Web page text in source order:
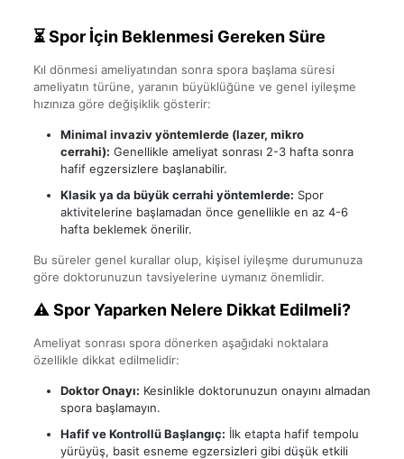
⏳ Spor İçin Beklenmesi Gereken Süre
Kıl dönmesi ameliyatından sonra spora başlama süresi
ameliyatın türüne, yaranın büyüklüğüne ve genel iyileşme
hızınıza göre değişiklik gösterir:
Minimal invaziv yöntemlerde (lazer, mikro
cerrahi): Genellikle ameliyat sonrası 2-3 hafta sonra
hafif egzersizlere başlanabilir.
Klasik ya da büyük cerrahi yöntemlerde: Spor
aktivitelerine başlamadan önce genellikle en az 4-6
hafta beklemek önerilir.
Bu süreler genel kurallar olup, kişisel iyileşme durumunuza
göre doktorunuzun tavsiyelerine uymanız önemlidir.
⚠️ Spor Yaparken Nelere Dikkat Edilmeli?
Ameliyat sonrası spora dönerken aşağıdaki noktalara
özellikle dikkat edilmelidir:
Doktor Onayı: Kesinlikle doktorunuzun onayını almadan
spora başlamayın.
Hafif ve Kontrollü Başlangıç: İlk etapta hafif tempolu
yürüyüş, basit esneme egzersizleri gibi düşük etkili